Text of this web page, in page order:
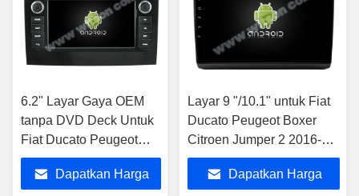
6.2" Layar Gaya OEM
tanpa DVD Deck Untuk
Fiat Ducato Peugeot
Boxer Citroen Jumper 2
2006-2016Dapatkan Harga
Layar 9 "/10.1" untuk Fiat
Ducato Peugeot Boxer
Citroen Jumper 2 2016-
2022 Stereo Multimedia
Mobil
Dapatkan Harga